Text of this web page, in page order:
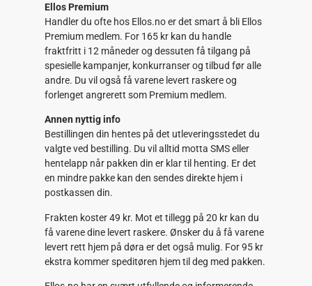
Ellos Premium
Handler du ofte hos Ellos.no er det smart å bli Ellos
Premium medlem. For 165 kr kan du handle
fraktfritt i 12 måneder og dessuten få tilgang på
spesielle kampanjer, konkurranser og tilbud før alle
andre. Du vil også få varene levert raskere og
forlenget angrerett som Premium medlem.
Annen nyttig info
Bestillingen din hentes på det utleveringsstedet du
valgte ved bestilling. Du vil alltid motta SMS eller
hentelapp når pakken din er klar til henting. Er det
en mindre pakke kan den sendes direkte hjem i
postkassen din.
Frakten koster 49 kr. Mot et tillegg på 20 kr kan du
få varene dine levert raskere. Ønsker du å få varene
levert rett hjem på døra er det også mulig. For 95 kr
ekstra kommer speditøren hjem til deg med pakken.